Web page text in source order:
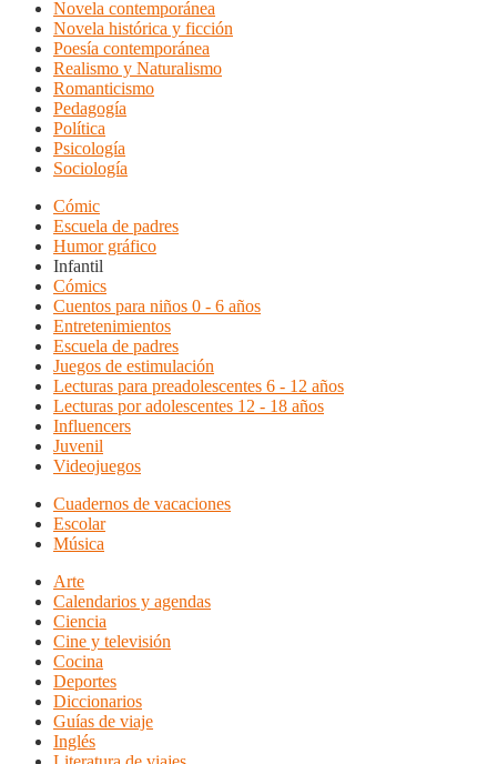
Novela contemporánea
Novela histórica y ficción
Poesía contemporánea
Realismo y Naturalismo
Romanticismo
Pedagogía
Política
Psicología
Sociología
Cómic
Escuela de padres
Humor gráfico
Infantil
Cómics
Cuentos para niños 0 - 6 años
Entretenimientos
Escuela de padres
Juegos de estimulación
Lecturas para preadolescentes 6 - 12 años
Lecturas por adolescentes 12 - 18 años
Influencers
Juvenil
Videojuegos
Cuadernos de vacaciones
Escolar
Música
Arte
Calendarios y agendas
Ciencia
Cine y televisión
Cocina
Deportes
Diccionarios
Guías de viaje
Inglés